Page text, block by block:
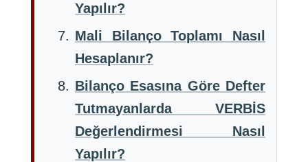
Yapılır?
Mali Bilanço Toplamı Nasıl
Hesaplanır?
Bilanço Esasına Göre Defter
Tutmayanlarda VERBİS
Değerlendirmesi Nasıl
Yapılır?